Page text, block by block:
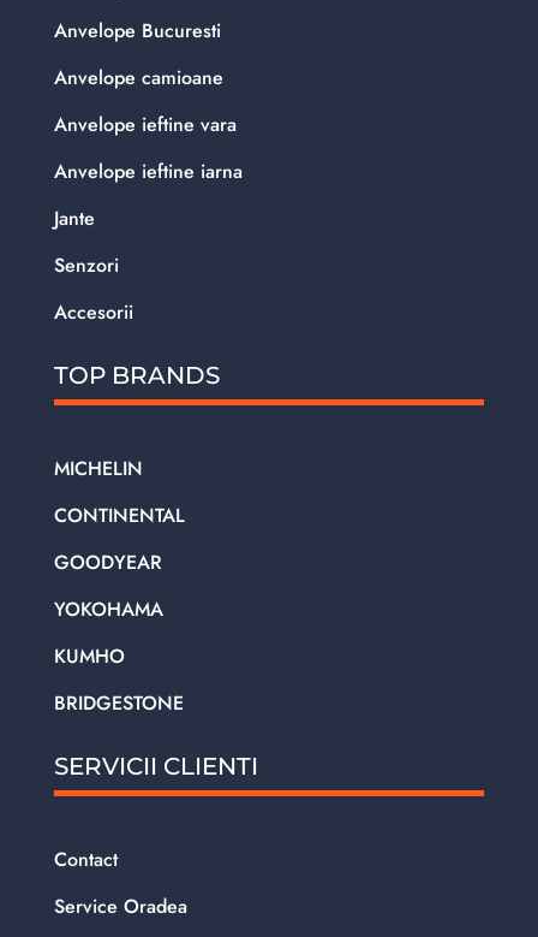
Anvelope Bucuresti
Anvelope camioane
Anvelope ieftine vara
Anvelope ieftine iarna
Jante
Senzori
Accesorii
TOP BRANDS
MICHELIN
CONTINENTAL
GOODYEAR
YOKOHAMA
KUMHO
BRIDGESTONE
SERVICII CLIENTI
Contact
Service Oradea